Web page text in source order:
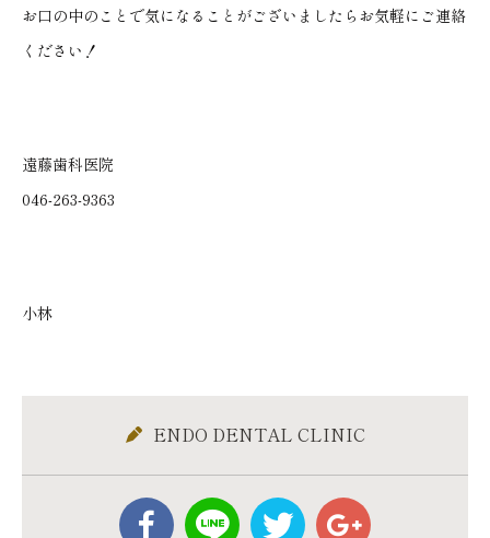
お口の中のことで気になることがございましたらお気軽にご連絡
ください！
遠藤歯科医院
046-263-9363
小林
ENDO DENTAL CLINIC